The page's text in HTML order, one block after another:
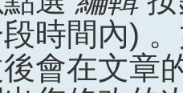
時間內)
會在文章